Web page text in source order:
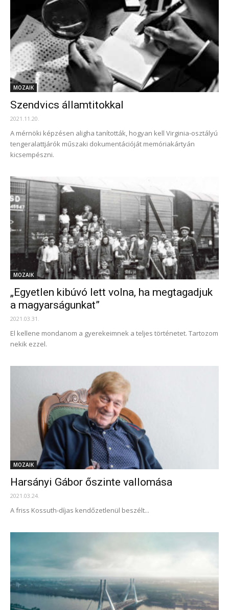
MOZAIK
Szendvics államtitokkal
2021.11.20.
A mérnöki képzésen aligha tanították, hogyan kell Virginia-osztályú
tengeralattjárók műszaki dokumentációját memóriakártyán
kicsempészni.
MOZAIK
„Egyetlen kibúvó lett volna, ha megtagadjuk
a magyarságunkat”
2021.03.31.
El kellene mondanom a gyerekeimnek a teljes történetet. Tartozom
nekik ezzel.
MOZAIK
Harsányi Gábor őszinte vallomása
2021.03.24.
A friss Kossuth-díjas kendőzetlenül beszélt...